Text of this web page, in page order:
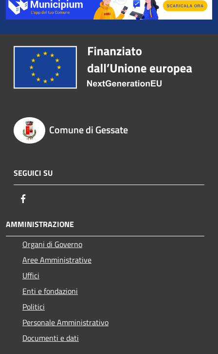
Comune di Gessate
SEGUICI SU
AMMINISTRAZIONE
Organi di Governo
Aree Amministrative
Uffici
Enti e fondazioni
Politici
Personale Amministrativo
Documenti e dati